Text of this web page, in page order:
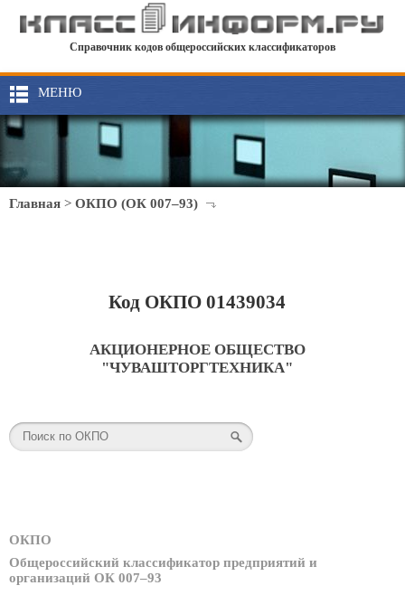
Справочник кодов общероссийских классификаторов
МЕНЮ
Главная > ОКПО (ОК 007–93)
Код ОКПО 01439034
АКЦИОНЕРНОЕ ОБЩЕСТВО
"ЧУВАШТОРГТЕХНИКА"
ОКПО
Общероссийский классификатор предприятий и
организаций ОК 007–93